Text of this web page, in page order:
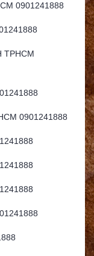
0901241888
TPHCM
0901241888